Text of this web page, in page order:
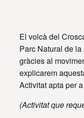
El volcà del
Parc Natural de
gràcies al
explicarem
Activitat apta per
(Activitat que